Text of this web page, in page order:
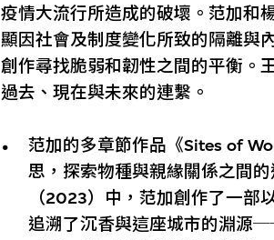
疫情大流行所造成的破壞。范加和
顯因社會及制度變化所致的隔離與
創作尋找脆弱和韌性之間的平衡。
過去、現在與未來的連繫。
范加的多章節作品《Sites of
思，探索物種與親緣關係之間
（2023）中，范加創作了一部
追溯了沉香與這座城市的淵源